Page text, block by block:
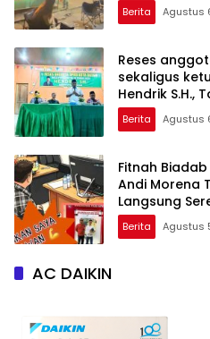
Berita Agustus
Reses
sekaligus
Hendrik S.H.,
Patam Indah
Sarana
Berita Agustus
Fitnah
Andi Morena
Langsung
Hoaks ke
Berita Agustus
AC DAIKIN